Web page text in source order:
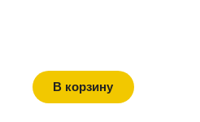
В корзину